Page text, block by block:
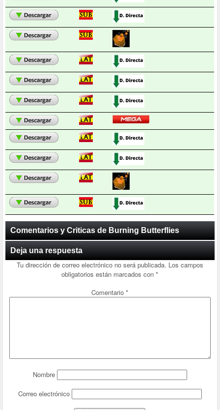
Comentarios y Criticas de Burning Butterflies
Deja una respuesta
Tu dirección de correo electrónico no será publicada. Los campos
obligatorios están marcados con*
Comentario*
Nombre
Correo electrónico